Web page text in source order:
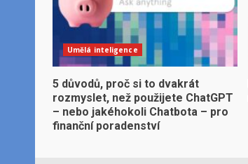
Umělá inteligence
5 důvodů, proč si to dvakrát
rozmyslet, než použijete ChatGPT
– nebo jakéhokoli Chatbota – pro
finanční poradenství